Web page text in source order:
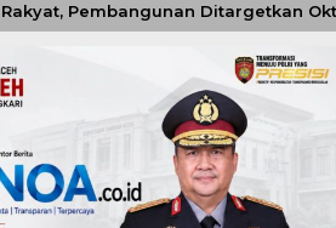
Ditargetkan Oktober